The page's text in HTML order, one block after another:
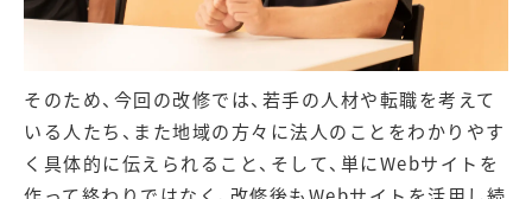
そのため、今回の改修では、若手の人材や転職を考えて
いる人たち、また地域の方々に法人のことをわかりやす
く具体的に伝えられること、そして、単にWebサイトを